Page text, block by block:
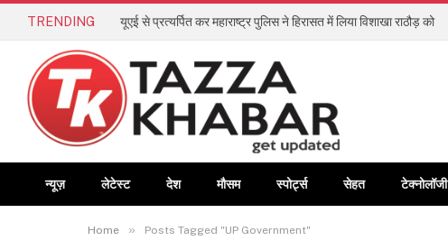
TRENDING यूएई से प्रत्यर्पित कर महाराष्ट्र पुलिस ने हिरासत में लिया विशाखा राठौड़ को
न्यूज़ लेटेस्ट देश मौसम स्पोर्ट्स सेहत टेक्नोलॉजी
Home » Posts Tagged "UP Government"